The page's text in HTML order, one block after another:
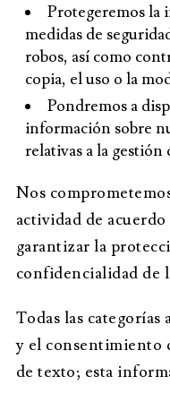
Protegeremos la
medidas de
robos, así como
copia, el uso o la
Pondremos a
información sobre
relativas a la
Nos
actividad de
garantizar la
confidencialidad de
Todas las
y el consentimiento
de texto; esta